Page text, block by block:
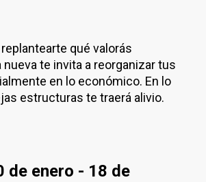
qué valorás
nueva te invita a reorganizar tus
en lo económico. En lo
estructuras te traerá alivio.
de enero - 18 de